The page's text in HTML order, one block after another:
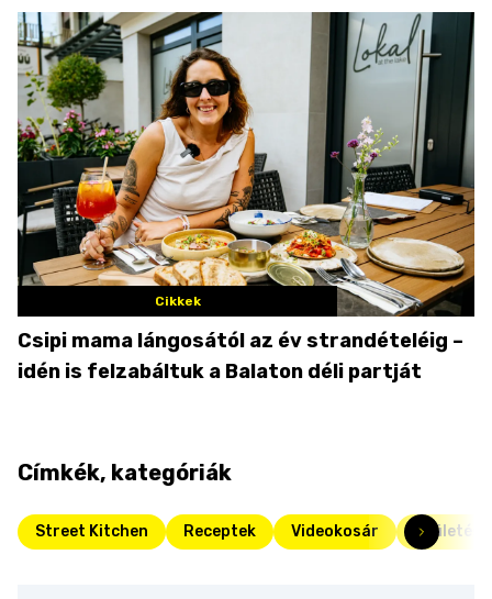
Cikkek
Csipi mama lángosától az év strandételéig –
idén is felzabáltuk a Balaton déli partját
Címkék, kategóriák
Street Kitchen Receptek Videokosár